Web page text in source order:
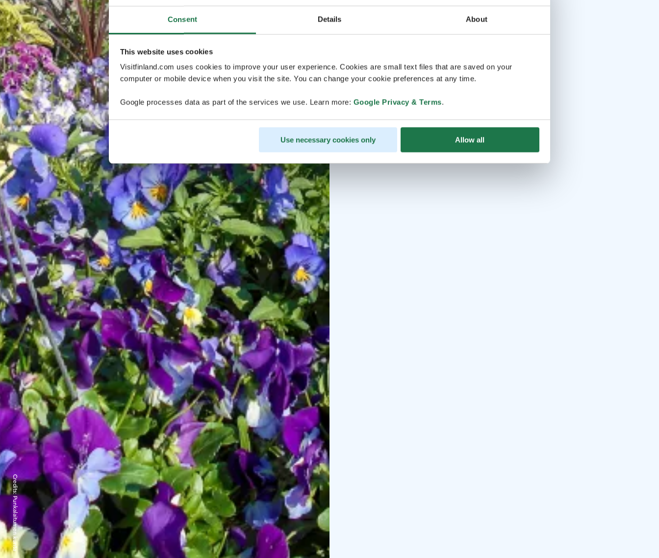
Consent Details About
This website uses cookies
Visitfinland.com uses cookies to improve your user experience. Cookies are small text files that are saved on your
computer or mobile device when you visit the site. You can change your cookie preferences at any time.
Google processes data as part of the services we use. Learn more: Google Privacy & Terms.
Use necessary cookies only Allow all
Credits:
Punkalaitumen kunta